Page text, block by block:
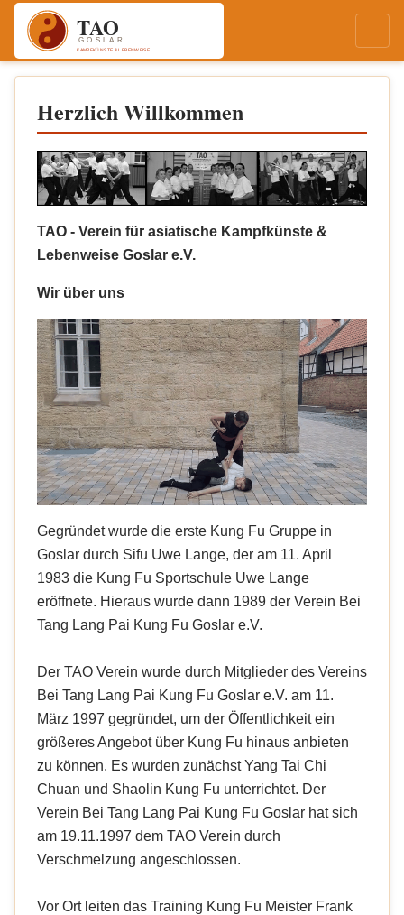
Herzlich Willkommen
TAO - Verein für asiatische Kampfkünste &
Lebenweise Goslar e.V.
Wir über uns
Gegründet wurde die erste Kung Fu Gruppe in
Goslar durch Sifu Uwe Lange, der am 11. April
1983 die Kung Fu Sportschule Uwe Lange
eröffnete. Hieraus wurde dann 1989 der Verein Bei
Tang Lang Pai Kung Fu Goslar e.V.
Der TAO Verein wurde durch Mitglieder des Vereins
Bei Tang Lang Pai Kung Fu Goslar e.V. am 11.
März 1997 gegründet, um der Öffentlichkeit ein
größeres Angebot über Kung Fu hinaus anbieten
zu können. Es wurden zunächst Yang Tai Chi
Chuan und Shaolin Kung Fu unterrichtet. Der
Verein Bei Tang Lang Pai Kung Fu Goslar hat sich
am 19.11.1997 dem TAO Verein durch
Verschmelzung angeschlossen.
Vor Ort leiten das Training Kung Fu Meister Frank